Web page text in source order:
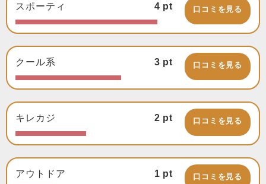
スポーティ 4 pt 口コミを見る
クール系 3 pt 口コミを見る
キレカジ 2 pt 口コミを見る
アウトドア 1 pt 口コミを見る